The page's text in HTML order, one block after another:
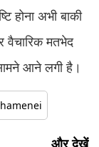
होना अभी बाकी
वैचारिक मतभेद
आने लगी है।
और देखें